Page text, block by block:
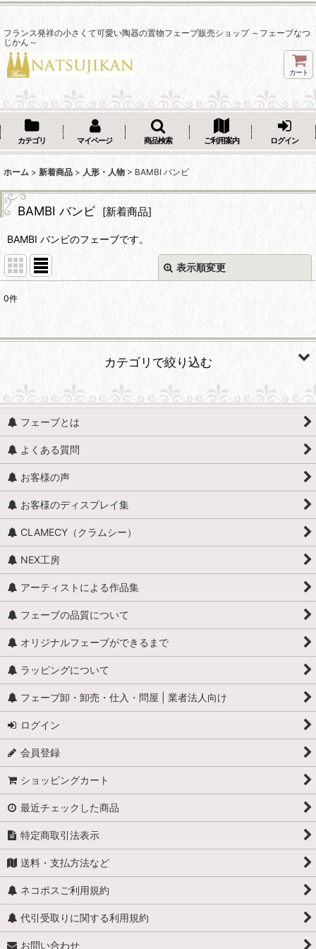
フランス発祥の小さくて可愛い陶器の置物フェーブ販売ショップ ～フェーブなつ
じかん～
カート
カテゴリ マイページ 商品検索 ご利用案内 ログイン
ホーム > 新着商品 > 人形・人物 > BAMBI バンビ
BAMBI バンビ [新着商品]
BAMBI バンビのフェーブです。
表示順変更
絞り込む
0件
カテゴリで絞り込む
人形・人物 (すべての商品を表示)
人形・人物全般
アンティークドール
映画・ヒーロー
王・貴族・英雄・歴史上の人物
おやすみなさい、こども達 / くまのヌーヌー
怪物
学校
学者・発明家・詩人
カリメロ
キティ
小人
くまのプーさん
少年ブールと愛犬ビル
職業・仕事
スーパーマン
フェーブとは
よくある質問
お客様の声
お客様のディスプレイ集
CLAMECY（クラムシー）
NEX工房
アーティストによる作品集
フェーブの品質について
オリジナルフェーブができるまで
ラッピングについて
フェーブ卸・卸売・仕入・問屋 | 業者法人向け
ログイン
会員登録
ショッピングカート
最近チェックした商品
特定商取引法表示
送料・支払方法など
ネコポスご利用規約
代引受取りに関する利用規約
お問い合わせ